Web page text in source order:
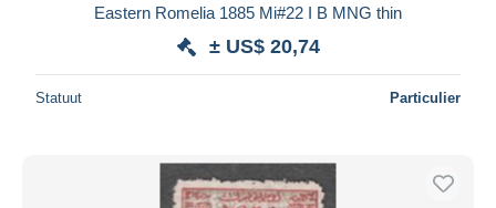
Eastern Romelia 1885 Mi#22 I B MNG thin
± US$ 20,74
Statuut Particulier